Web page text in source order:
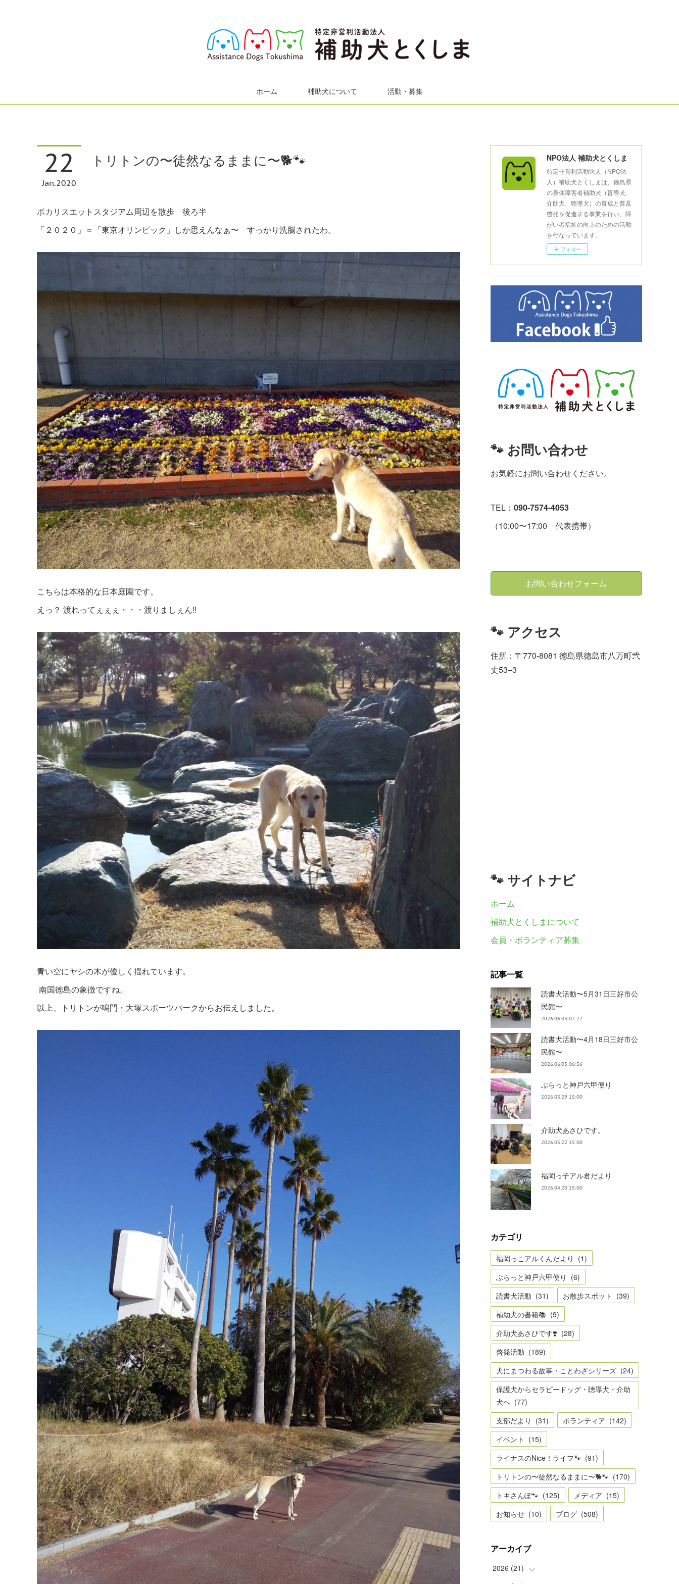
ホーム 補助犬について 活動・募集
22
Jan 2020
トリトンの〜徒然なるままに〜🐕🐾
ポカリスエットスタジアム周辺を散歩 後ろ半
「２０２０」＝「東京オリンピック」しか思えんなぁ〜 すっかり洗脳されたわ。
こちらは本格的な日本庭園です。
えっ？ 渡れってぇぇぇ・・・渡りましぇん‼️
青い空にヤシの木が優しく揺れています。
南国徳島の象徴ですね。
以上、トリトンが鳴門・大塚スポーツパークからお伝えしました。
NPO法人 補助犬とくしま
特定非営利活動法人（NPO法
人）補助犬とくしまは、徳島県
の身体障害者補助犬（盲導犬、
介助犬、聴導犬）の育成と普及
啓発を促進する事業を行い、障
がい者福祉の向上のための活動
を行なっています。
フォロー
🐾 お問い合わせ
お気軽にお問い合わせください。
TEL： 090-7574-4053
（10:00〜17:00 代表携帯）
お問い合わせフォーム
🐾 アクセス
住所：〒770-8081 徳島県徳島市八万町弐
丈53−3
🐾 サイトナビ
ホーム
補助犬とくしまについて
会員・ボランティア募集
記事一覧
読書犬活動〜5月31日三好市公
民館〜
2026.06.03 07:22
読書犬活動〜4月18日三好市公
民館〜
2026.06.03 06:56
ぶらっと神戸六甲便り
2026.05.29 15:00
介助犬あさひです。
2026.05.22 15:00
福岡っ子アル君だより
2026.04.20 15:00
カテゴリ
福岡っこアルくんだより (1)
ぶらっと神戸六甲便り (6)
読書犬活動 (31) お散歩スポット (39)
補助犬の書籍📚 (9)
介助犬あさひです❣️ (28)
啓発活動 (189)
犬にまつわる故事・ことわざシリーズ (24)
保護犬からセラピードッグ・聴導犬・介助
犬へ (77)
支部だより (31) ボランティア (142)
イベント (15)
ライナスのNice！ライフ🐾 (91)
トリトンの〜徒然なるままに〜🐕🐾 (170)
トキさんぽ🐾 (125) メディア (15)
お知らせ (10) ブログ (508)
アーカイブ
2026 (21)